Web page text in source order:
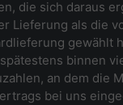
die sich daraus
Lieferung als die
gewählt
binnen
an dem die
bei uns